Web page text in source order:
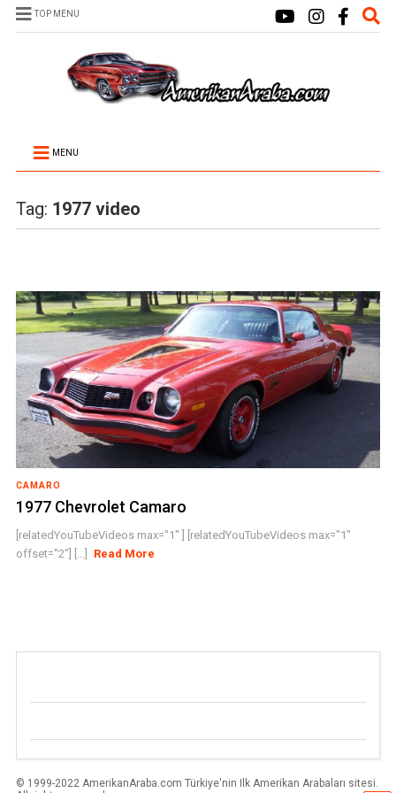
TOP MENU
MENU
Tag: 1977 video
CAMARO
1977 Chevrolet Camaro
[relatedYouTubeVideos max="1" ] [relatedYouTubeVideos max="1"
offset="2"] [...]
Read More
© 1999-2022 AmerikanAraba.com Türkiye'nin Ilk Amerikan Arabaları sitesi.